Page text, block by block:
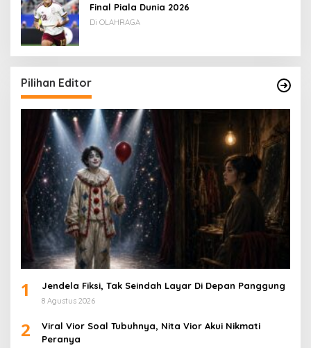
Final Piala Dunia 2026
Di OLAHRAGA
Pilihan Editor
1 Jendela Fiksi, Tak Seindah Layar Di Depan Panggung
8 Agustus 2026
2
Viral Vior Soal Tubuhnya, Nita Vior Akui Nikmati
Peranya